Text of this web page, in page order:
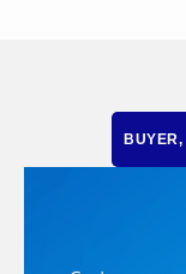
BUYER,